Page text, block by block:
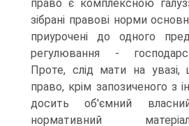
право є комплексною
зібрані правові норми
приурочені до одного
регулювання -
Проте, слід мати на увазі,
право, крім запозиченого з
досить об'ємний власний
нормативний